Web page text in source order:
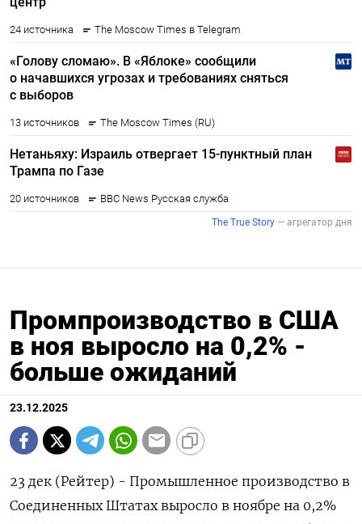
Промпроизводство в США
в ноя выросло на 0,2% -
больше ожиданий
23.12.2025
23 дек (Рейтер) - Промышленное производство ⁠в
Соединенных Штатах выросло в ноябре на ⁠0,2% ​